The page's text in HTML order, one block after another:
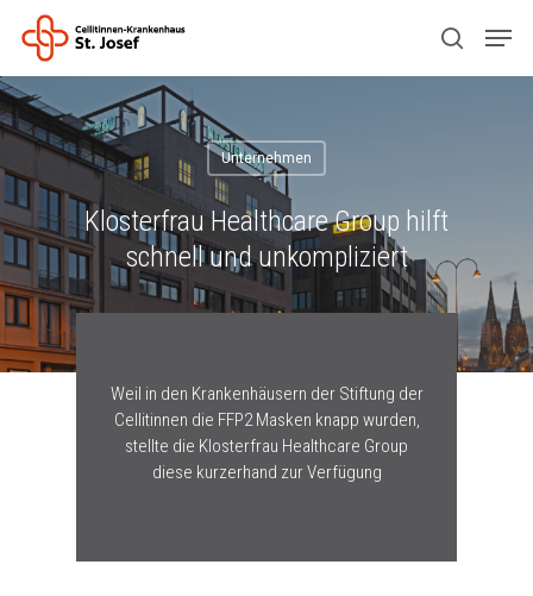
Drücken Sie ENTER zum Suchen oder ESC
zum Schließen.Unternehmen
Klosterfrau Healthcare Group hilft
schnell und unkompliziert
Weil in den Krankenhäusern der Stiftung der
Cellitinnen die FFP2 Masken knapp wurden,
stellte die Klosterfrau Healthcare Group
diese kurzerhand zur Verfügung